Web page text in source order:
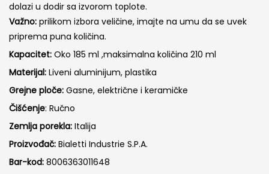
dolazi u dodir sa izvorom toplote.
Važno: prilikom izbora veličine, imajte na umu da se uvek
priprema puna količina.
Kapacitet: Oko 185 ml ,maksimalna količina 210 ml
Materijal: Liveni aluminijum, plastika
Grejne ploče: Gasne, električne i keramičke
Čišćenje: Ručno
Zemlja porekla: Italija
Proizvođač: Bialetti Industrie S.P.A.
Bar-kod: 8006363011648